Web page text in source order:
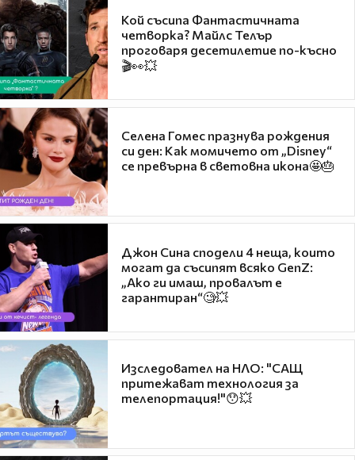
Кой съсипа Фантастичната
четворка? Майлс Телър
проговаря десетилетие по-късно
🎬👀💥
Селена Гомес празнува рождения
си ден: Как момичето от „Disney“
се превърна в световна икона🤩🎂
Джон Сина сподели 4 неща, които
могат да съсипят всяко GenZ:
„Ако ги имаш, провалът е
гарантиран“🧐💥
Изследовател на НЛО: "САЩ
притежават технология за
телепортация!"😯💥